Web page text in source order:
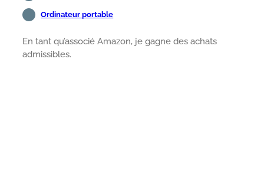
Ordinateur portable
En tant qu’associé Amazon, je gagne des achats
admissibles.